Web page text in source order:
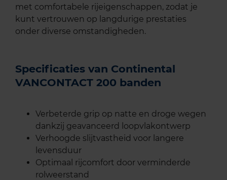
met comfortabele rijeigenschappen, zodat je
kunt vertrouwen op langdurige prestaties
onder diverse omstandigheden.
Specificaties van Continental
VANCONTACT 200 banden
Verbeterde grip op natte en droge wegen
dankzij geavanceerd loopvlakontwerp
Verhoogde slijtvastheid voor langere
levensduur
Optimaal rijcomfort door verminderde
rolweerstand